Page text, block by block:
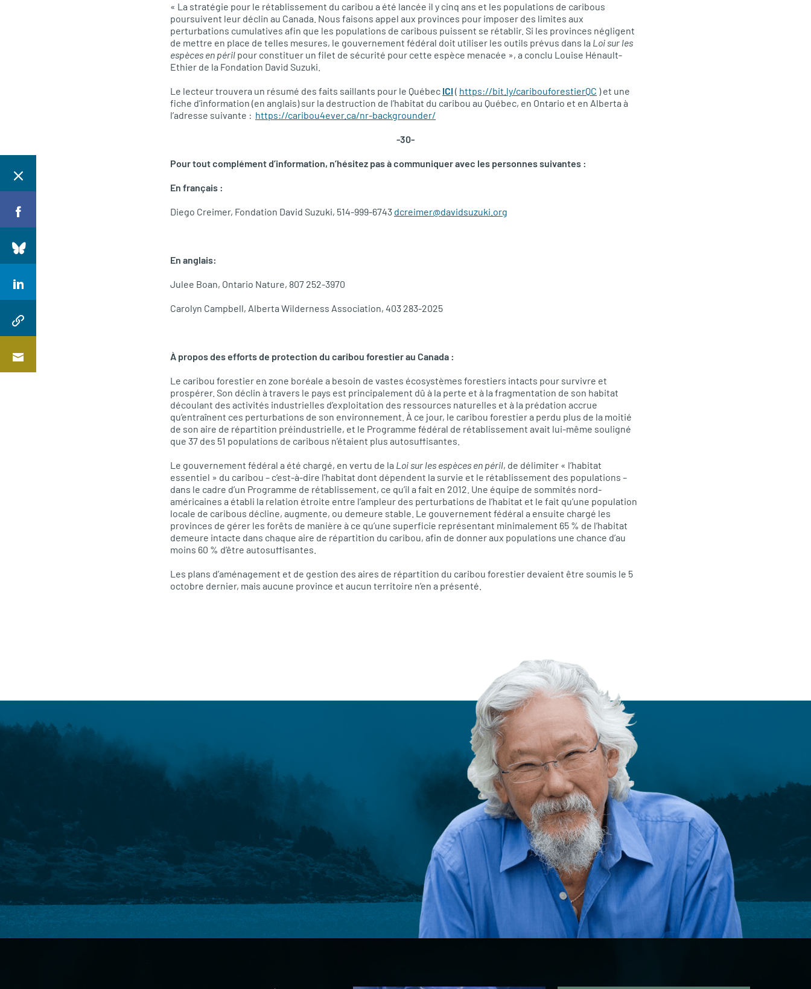
« La stratégie pour le rétablissement du caribou a été lancée il y cinq ans et les populations de caribous
poursuivent leur déclin au Canada. Nous faisons appel aux provinces pour imposer des limites aux
perturbations cumulatives afin que les populations de caribous puissent se rétablir. Si les provinces négligent
de mettre en place de telles mesures, le gouvernement fédéral doit utiliser les outils prévus dans la Loi sur les
espèces en péril pour constituer un filet de sécurité pour cette espèce menacée », a conclu Louise Hénault-
Ethier de la Fondation David Suzuki.
Le lecteur trouvera un résumé des faits saillants pour le Québec ICI ( https://bit.ly/caribouforestierQC ) et une
fiche d’information (en anglais) sur la destruction de l’habitat du caribou au Québec, en Ontario et en Alberta à
l’adresse suivante : https://caribou4ever.ca/nr-backgrounder/
-30-
Pour tout complément d’information, n’hésitez pas à communiquer avec les personnes suivantes :
En français :
Diego Creimer, Fondation David Suzuki, 514-999-6743 dcreimer@davidsuzuki.org
En anglais:
Julee Boan, Ontario Nature, 807 252-3970
Carolyn Campbell, Alberta Wilderness Association, 403 283-2025
À propos des efforts de protection du caribou forestier au Canada :
Le caribou forestier en zone boréale a besoin de vastes écosystèmes forestiers intacts pour survivre et
prospérer. Son déclin à travers le pays est principalement dû à la perte et à la fragmentation de son habitat
découlant des activités industrielles d’exploitation des ressources naturelles et à la prédation accrue
qu’entraînent ces perturbations de son environnement. À ce jour, le caribou forestier a perdu plus de la moitié
de son aire de répartition préindustrielle, et le Programme fédéral de rétablissement avait lui-même souligné
que 37 des 51 populations de caribous n’étaient plus autosuffisantes.
Le gouvernement fédéral a été chargé, en vertu de la Loi sur les espèces en péril, de délimiter « l’habitat
essentiel » du caribou – c’est-à-dire l’habitat dont dépendent la survie et le rétablissement des populations –
dans le cadre d’un Programme de rétablissement, ce qu’il a fait en 2012. Une équipe de sommités nord-
américaines a établi la relation étroite entre l’ampleur des perturbations de l’habitat et le fait qu’une population
locale de caribous décline, augmente, ou demeure stable. Le gouvernement fédéral a ensuite chargé les
provinces de gérer les forêts de manière à ce qu’une superficie représentant minimalement 65 % de l’habitat
demeure intacte dans chaque aire de répartition du caribou, afin de donner aux populations une chance d’au
moins 60 % d’être autosuffisantes.
Les plans d’aménagement et de gestion des aires de répartition du caribou forestier devaient être soumis le 5
octobre dernier, mais aucune province et aucun territoire n’en a présenté.